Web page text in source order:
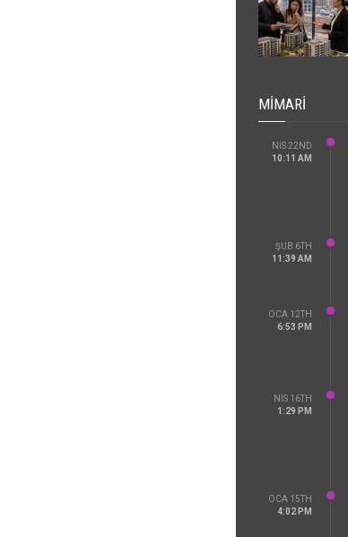
MIMARI
NIS 22ND
10:11 AM
ŞUB 6TH
11:39 AM
OCA 12TH
6:53 PM
NIS 16TH
1:29 PM
OCA 15TH
4:02 PM